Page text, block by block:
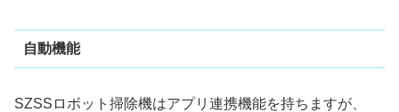
自動機能
SZSSロボット掃除機はアプリ連携機能を持ちますが、